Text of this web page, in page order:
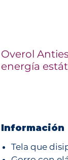
Overol
energía
Información
Tela que